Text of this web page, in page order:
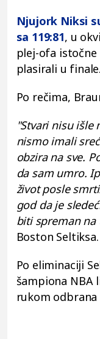
Njujork Niksi
sa 119:81, u
plej-ofa istočne
plasirali u finale.
Po rečima,
"Stvari nisu išle
nismo imali
obzira na sve.
da sam umro.
život posle
god da je
biti spreman na
Boston Seltiksa.
Po eliminaciji
šampiona NBA
rukom